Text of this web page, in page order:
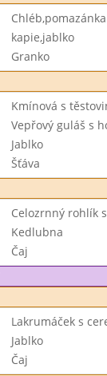
kapie,jablko
Granko
Kmínová s
Vepřový guláš s
Jablko
Šťáva
Celozrnný rohlík
Kedlubna
Čaj
Lakrumáček s
Jablko
Čaj